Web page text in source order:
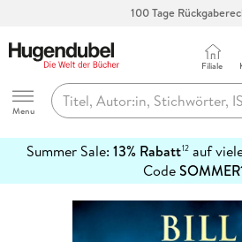
100 Tage
Hugendubel
Menu
Filiale
Summer Sale: 13% Rabatt12auf
Code
erfahren